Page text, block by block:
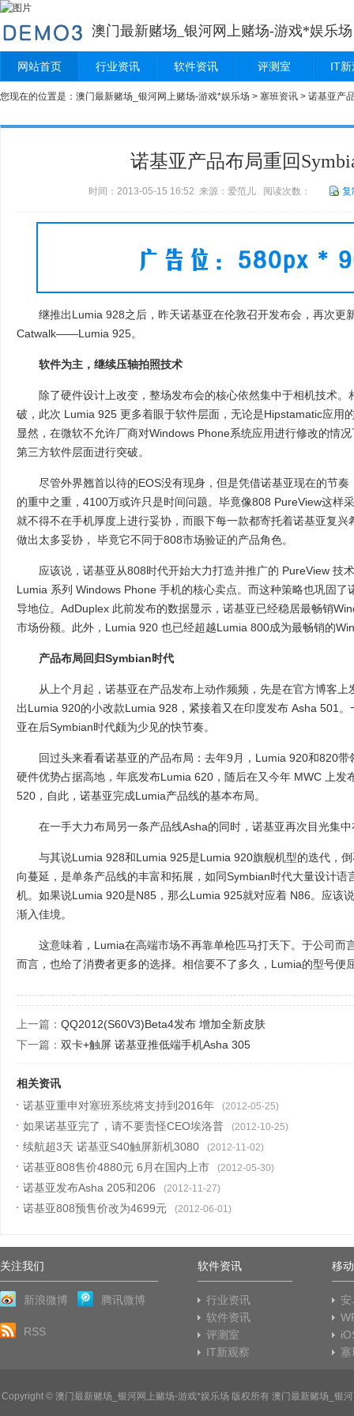
澳门最新赌场_银河网上赌场-游戏*娱乐场
网站首页 行业资讯 软件资讯 评测室 IT
您现在的位置是： 澳门最新赌场_银河网上赌场-游戏*娱乐场 > 塞班资讯 > 诺基亚产
诺基亚产品布局重回
时间：2013-05-15 16:52 来源：爱范儿 阅读次数： 复
继推出Lumia 928之后，昨天诺基亚在伦敦召开发布会，再次更
Catwalk——Lumia 925。
软件为主，继续压轴拍照技术
除了硬件设计上改变，整场发布会的核心依然集中于相机技术。
破，此次 Lumia 925 更多着眼于软件层面，无论是Hipstamatic应用
显然，在微软不允许厂商对Windows Phone系统应用进行修改的情
第三方软件层面进行突破。
尽管外界翘首以待的EOS没有现身，但是凭借诺基亚现在的节奏
的重中之重，4100万或许只是时间问题。毕竟像808 PureView这样
就不得不在手机厚度上进行妥协，而眼下每一款都寄托着诺基亚复
做出太多妥协， 毕竟它不同于808市场验证的产品角色。
应该说，诺基亚从808时代开始大力打造并推广的 PureView 技
Lumia 系列 Windows Phone 手机的核心卖点。而这种策略也巩固了
导地位。AdDuplex 此前发布的数据显示，诺基亚已经稳居最畅销
市场份额。此外，Lumia 920 也已经超越Lumia 800成为最畅销的
产品布局回归Symbian时代
从上个月起，诺基亚在产品发布上动作频频，先是在官方博客上
出Lumia 920的小改款Lumia 928，紧接着又在印度发布 Asha 501
亚在后Symbian时代颇为少见的快节奏。
回过头来看看诺基亚的产品布局：去年9月，Lumia 920和820带
硬件优势占据高地，年底发布Lumia 620，随后在又今年 MWC 上发
520，自此，诺基亚完成Lumia产品线的基本布局。
在一手大力布局另一条产品线Asha的同时，诺基亚再次目光集中
与其说Lumia 928和Lumia 925是Lumia 920旗舰机型的迭代，倒
向蔓延，是单条产品线的丰富和拓展，如同Symbian时代大量设计语
机。如果说Lumia 920是N85，那么Lumia 925就对应着 N86。应该
渐入佳境。
这意味着，Lumia在高端市场不再靠单枪匹马打天下。于公司而
而言，也给了消费者更多的选择。相信要不了多久，Lumia的型号便
上一篇： QQ2012(S60V3)Beta4发布 增加全新皮肤
下一篇： 双卡+触屏 诺基亚推低端手机Asha 305
相关资讯
诺基亚重申对塞班系统将支持到2016年
(2012-05-25)
如果诺基亚完了，请不要责怪CEO埃洛普 (2012-10-25)
续航超3天 诺基亚S40触屏新机3080 (2012-11-02)
诺基亚808售价4880元 6月在国内上市 (2012-05-30)
诺基亚发布Asha 205和206 (2012-11-27)
诺基亚808预售价改为4699元 (2012-06-01)
关注我们
新浪微博 腾讯微博
RSS
软件资讯
行业资讯
软件资讯
评测室
IT新观察
移
安
Copyright © 澳门最新赌场_银河网上赌场-游戏*娱乐场 版权所有 澳门最新赌场_银河